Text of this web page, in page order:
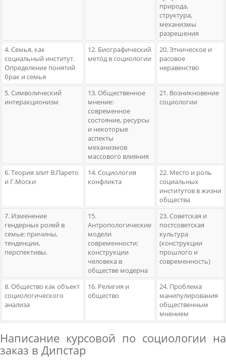
природа,
структура,
механизмы
разрешения
4. Семья, как
социальный институт.
Определение понятий
брак и семья
12. Биографический
метод в социологии
20. Этническое и
расовое
неравенство
5. Символический
интеракционизм
13. Общественное
мнение:
современное
состояние, ресурсы
и некоторые
аспекты
механизмов
массового влияния
21. Возникновение
социологии
6. Теория элит В.Парето
и Г.Моски
14. Социология
конфликта
22. Место и роль
социальных
институтов в жизни
общества
7. Изменение
гендерных ролей в
семье: причины,
тенденции,
перспективы.
15.
Антропологические
модели
современности:
конструкции
человека в
обществе модерна
23. Советская и
постсоветская
культура
(конструкции
прошлого и
современность)
8. Общество как объект
социологического
анализа
16. Религия и
общество
24. Проблема
манипулирования
общественным
мнением
Написание курсовой по социологии на
заказ в Дипстар